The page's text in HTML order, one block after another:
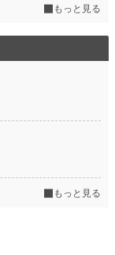
もっと見る
もっと見る